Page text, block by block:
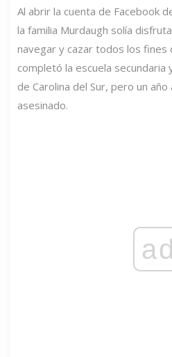
Al abrir la cuenta de Facebook
la familia Murdaugh solía
navegar y cazar todos los fines
completó la escuela secundaria
de Carolina del Sur, pero un
asesinado.
ad